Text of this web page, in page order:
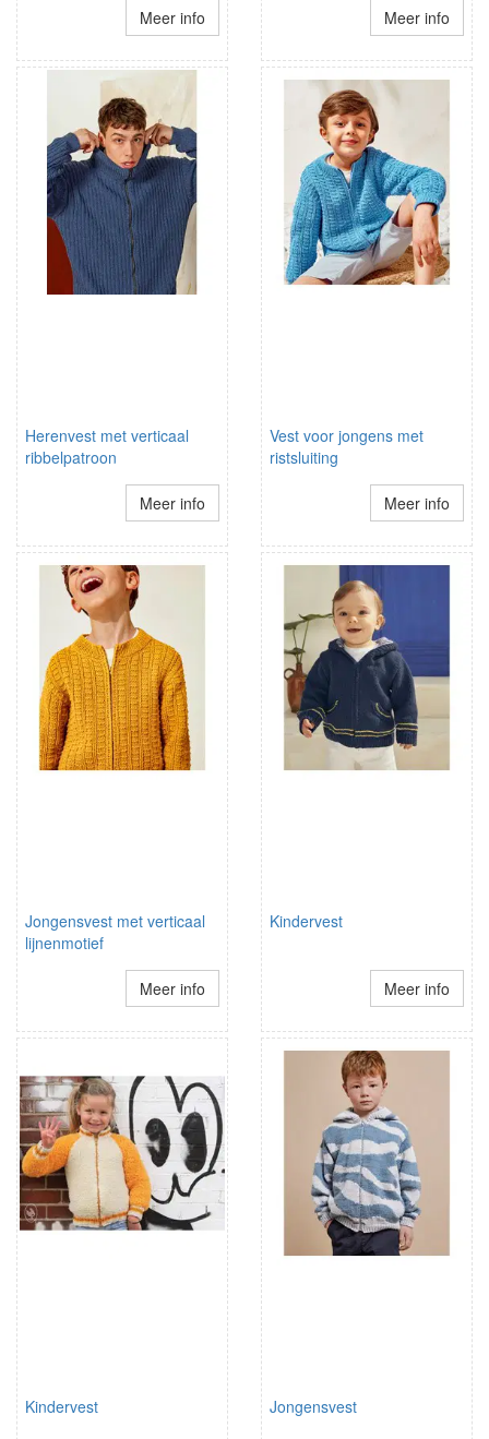
Meer info Meer info
Herenvest met verticaal
ribbelpatroon
Meer info
Vest voor jongens met
ristsluiting
Meer info
Jongensvest met verticaal
lijnenmotief
Meer info
Kindervest
Meer info
Kindervest Jongensvest